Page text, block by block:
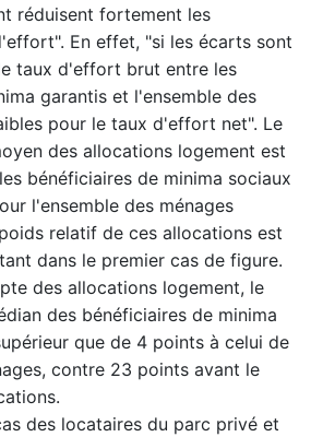
réduisent fortement les
En effet, "si les écarts sont
taux d'effort brut entre les
garantis et l'ensemble des
pour le taux d'effort net". Le
des allocations logement est
bénéficiaires de minima sociaux
l'ensemble des ménages
relatif de ces allocations est
dans le premier cas de figure.
des allocations logement, le
des bénéficiaires de minima
que de 4 points à celui de
contre 23 points avant le
des locataires du parc privé et